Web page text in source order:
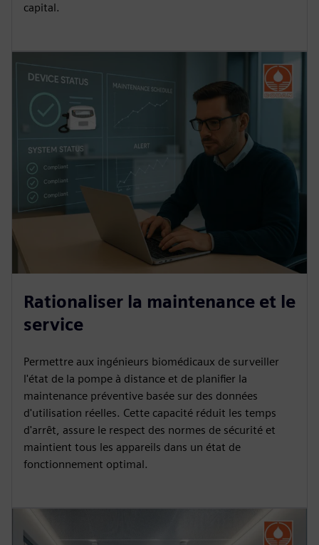
capital.
Rationaliser la maintenance et le
service
Permettre aux ingénieurs biomédicaux de surveiller
l'état de la pompe à distance et de planifier la
maintenance préventive basée sur des données
d'utilisation réelles. Cette capacité réduit les temps
d'arrêt, assure le respect des normes de sécurité et
maintient tous les appareils dans un état de
fonctionnement optimal.